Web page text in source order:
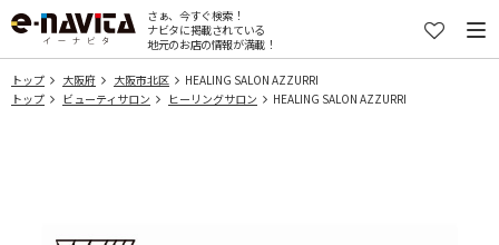
さぁ、今すぐ検索！
ナビタに掲載されている
地元のお店の情報が満載！
トップ 大阪府 大阪市北区
HEALING SALON AZZURRI
トップ
ビューティサロン ヒーリングサロン HEALING SALON AZZURRI